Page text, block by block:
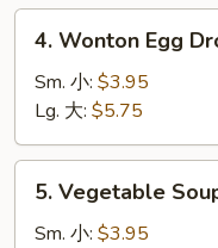
米
Wonton
Egg
Drop
Mixed
Soup
4. Wonton Egg
Sm. 小: $3.95
Lg. 大: $5.75
Vegetable
Soup
5. Vegetable
Sm. 小: $3.95